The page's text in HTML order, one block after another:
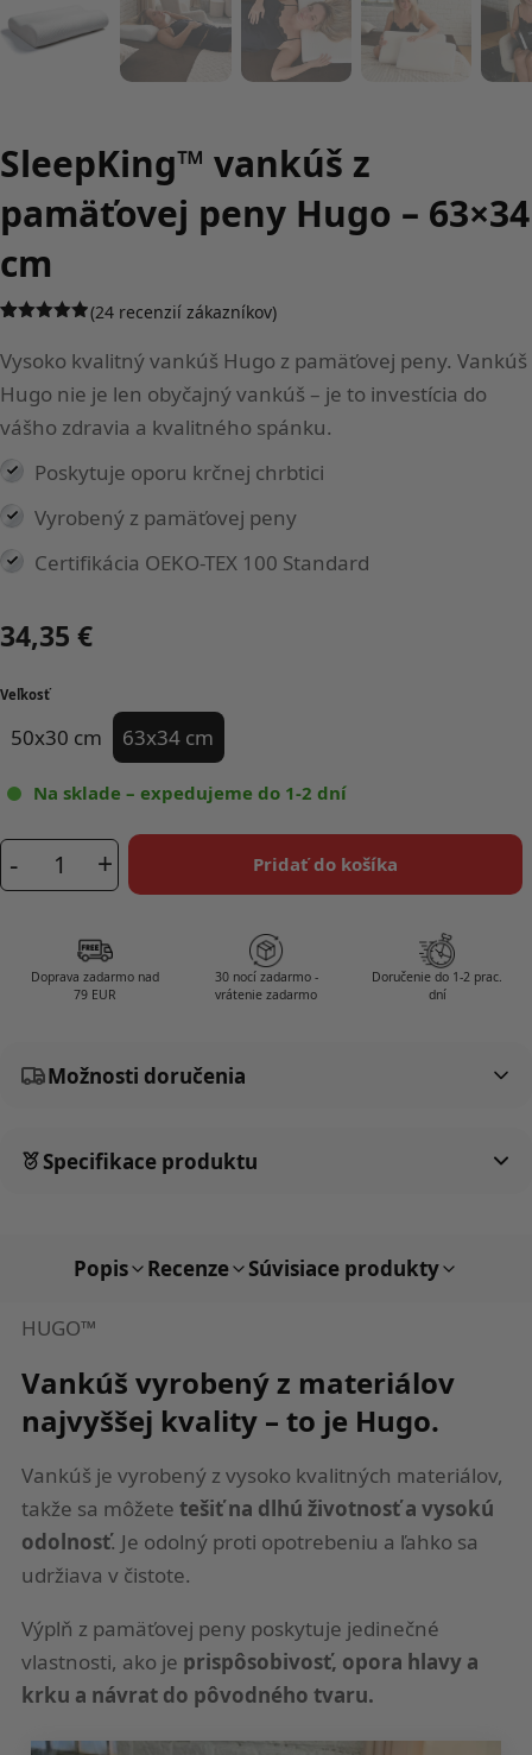
SleepKing™ vankúš z
pamäťovej peny Hugo – 63×34
cm
4.92
z 5 na
základe
zákazníckych
recenzií
(24recenzií zákazníkov)
34,35 €
Vysoko kvalitný vankúš Hugo z pamäťovej peny. Vankúš
Hugo nie je len obyčajný vankúš – je to investícia do
vášho zdravia a kvalitného spánku.
Poskytuje oporu krčnej chrbtici
Vyrobený z pamäťovej peny
Certifikácia OEKO-TEX 100 Standard
Veľkosť
50x30 cm 63x34 cm
Na sklade – expedujeme do 1-2 dní
množstvo
vankúš
pamäťovej
-
- + Pridať do košíka
Doprava zadarmo nad
79 EUR
30 nocí zadarmo -
vrátenie zadarmo
Doručenie do 1-2 prac.
dní
Možnosti doručenia
Specifikace produktu
Popis Recenze Súvisiace produkty
HUGO™
Vankúš vyrobený z materiálov
najvyššej kvality – to je Hugo.
Vankúš je vyrobený z vysoko kvalitných materiálov,
takže sa môžete tešiť na dlhú životnosť a vysokú
odolnosť. Je odolný proti opotrebeniu a ľahko sa
udržiava v čistote.
Výplň z pamäťovej peny poskytuje jedinečné
vlastnosti, ako je prispôsobivosť, opora hlavy a
krku a návrat do pôvodného tvaru.